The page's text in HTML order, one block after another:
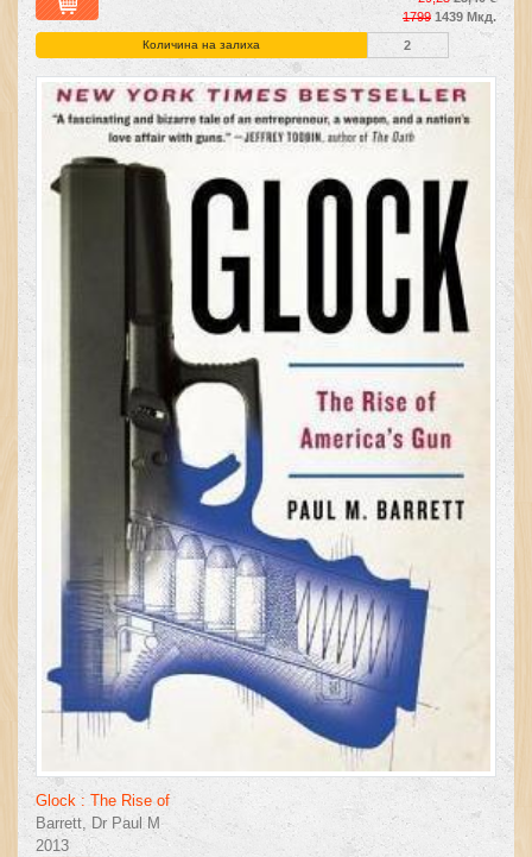
1799 1439 Мкд.
Количина на залиха 2
Glock : The Rise of
Barrett, Dr Paul M
2013